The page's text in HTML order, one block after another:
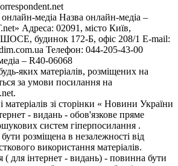
медіа Назва онлайн-медіа –
Адреса: 02091, місто Київ,
будинок 172-Б, офіс 208/1 E-mail:
Телефон: 044-205-43-00
– R40-06068
яких матеріалів, розміщених на
за умови посилання на
зі сторінки « Новини України
- видань - обов'язкове пряме
систем гіперпосилання .
розміщена в незалежності від
використання матеріалів.
( для інтернет - видань) - повинна бути